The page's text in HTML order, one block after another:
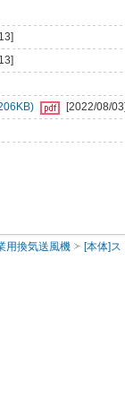
[2022/08/
用換気送風機 [本体]